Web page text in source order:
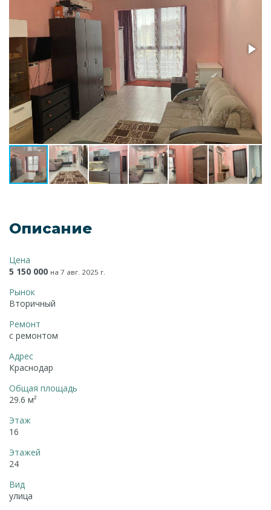
Описание
Цена
5 150 000 на 7 авг. 2025 г.
Рынок
Вторичный
Ремонт
с ремонтом
Адрес
Краснодар
Общая площадь
29.6 м²
Этаж
16
Этажей
24
Вид
улица